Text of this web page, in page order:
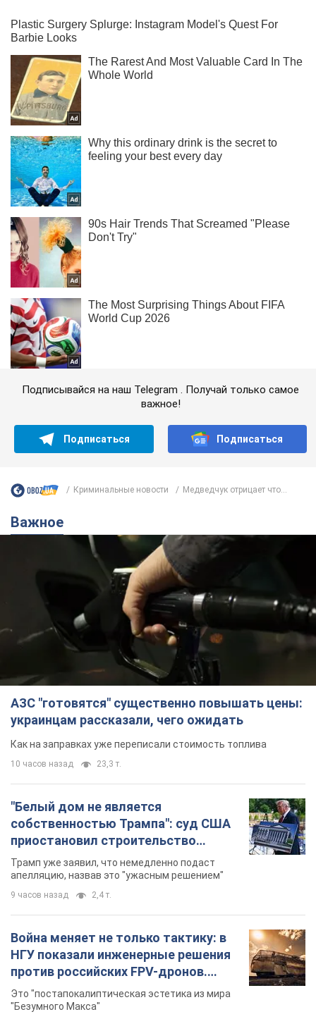
Подписывайся на наш Telegram . Получай только самое
важное!
Подписаться Подписаться
Криминальные новости Медведчук отрицает что...
Важное
АЗС "готовятся" существенно повышать цены:
украинцам рассказали, чего ожидать
Как на заправках уже переписали стоимость топлива
10 часов назад 23,3 т.
"Белый дом не является
собственностью Трампа": суд США
приостановил строительство
бального зала стоимостью 400 млн
долларов
Трамп уже заявил, что немедленно подаст
апелляцию, назвав это "ужасным решением"
9 часов назад 2,4 т.
Война меняет не только тактику: в
НГУ показали инженерные решения
против российских FPV-дронов.
Фото
Это "постапокалиптическая эстетика из мира
"Безумного Макса"